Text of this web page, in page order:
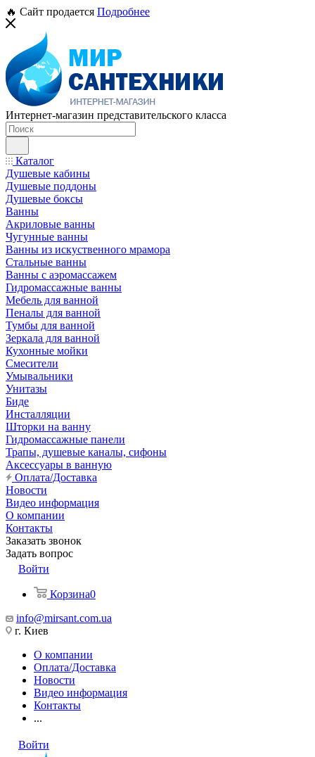
🔥 Сайт продается Подробнее
Интернет-магазин представительского класса
Каталог
Душевые кабины
Душевые поддоны
Душевые боксы
Ванны
Акриловые ванны
Чугунные ванны
Ванны из искуственного мрамора
Стальные ванны
Ванны с аэромассажем
Гидромассажные ванны
Мебель для ванной
Пеналы для ванной
Тумбы для ванной
Зеркала для ванной
Кухонные мойки
Смесители
Умывальники
Унитазы
Биде
Инсталляции
Шторки на ванну
Гидромассажные панели
Трапы, душевые каналы, сифоны
Аксессуары в ванную
Оплата/Доставка
Новости
Видео информация
О компании
Контакты
Заказать звонок
Задать вопрос
Войти
Корзина0
info@mirsant.com.ua
г. Киев
О компании
Оплата/Доставка
Новости
Видео информация
Контакты
...
Войти